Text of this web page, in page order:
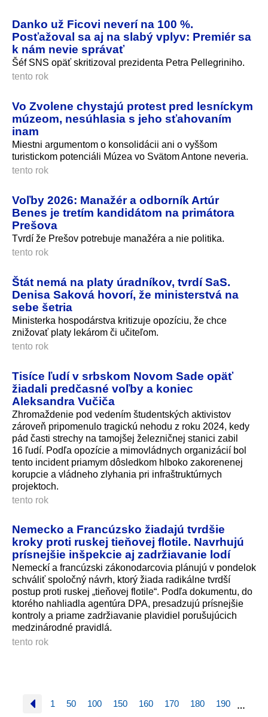
Danko už Ficovi neverí na 100 %.
Posťažoval sa aj na slabý vplyv: Premiér sa
k nám nevie správať
Šéf SNS opäť skritizoval prezidenta Petra Pellegriniho.
tento rok
Vo Zvolene chystajú protest pred lesníckym
múzeom, nesúhlasia s jeho sťahovaním
inam
Miestni argumentom o konsolidácii ani o vyššom
turistickom potenciáli Múzea vo Svätom Antone neveria.
tento rok
Voľby 2026: Manažér a odborník Artúr
Benes je tretím kandidátom na primátora
Prešova
Tvrdí že Prešov potrebuje manažéra a nie politika.
tento rok
Štát nemá na platy úradníkov, tvrdí SaS.
Denisa Saková hovorí, že ministerstvá na
sebe šetria
Ministerka hospodárstva kritizuje opozíciu, že chce
znižovať platy lekárom či učiteľom.
tento rok
Tisíce ľudí v srbskom Novom Sade opäť
žiadali predčasné voľby a koniec
Aleksandra Vučiča
Zhromaždenie pod vedením študentských aktivistov
zároveň pripomenulo tragickú nehodu z roku 2024, kedy
pád časti strechy na tamojšej železničnej stanici zabil
16 ľudí. Podľa opozície a mimovládnych organizácií bol
tento incident priamym dôsledkom hlboko zakorenenej
korupcie a vládneho zlyhania pri infraštruktúrnych
projektoch.
tento rok
Nemecko a Francúzsko žiadajú tvrdšie
kroky proti ruskej tieňovej flotile. Navrhujú
prísnejšie inšpekcie aj zadržiavanie lodí
Nemeckí a francúzski zákonodarcovia plánujú v pondelok
schváliť spoločný návrh, ktorý žiada radikálne tvrdší
postup proti ruskej „tieňovej flotile“. Podľa dokumentu, do
ktorého nahliadla agentúra DPA, presadzujú prísnejšie
kontroly a priame zadržiavanie plavidiel porušujúcich
medzinárodné pravidlá.
tento rok
1 50 100 150 160 170 180 190 …